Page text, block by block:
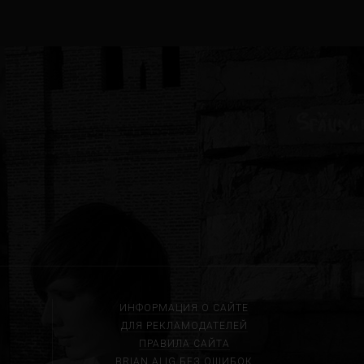
ИНФОРМАЦИЯ О САЙТЕ
ДЛЯ РЕКЛАМОДАТЕЛЕЙ
ПРАВИЛА САЙТА
BRIAN ALIG БЕЗ ОШИБОК